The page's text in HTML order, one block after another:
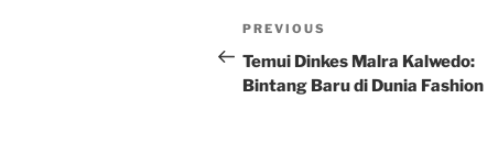
Post
navigation
Previous
Post
PREVIOUS
Temui Dinkes Malra Kalwedo:
Bintang Baru di Dunia Fashion